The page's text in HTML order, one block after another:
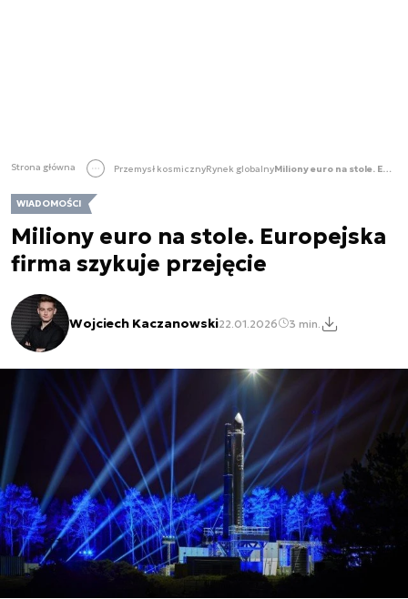
Strona główna Przemysł kosmicznyRynek globalny Miliony euro na stole. Europejska firma szykuje przejęcie
WIADOMOŚCI
Miliony euro na stole. Europejska
firma szykuje przejęcie
Wojciech Kaczanowski22.01.2026 3 min.